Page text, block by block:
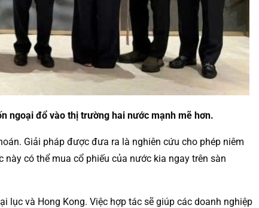
ngoại đổ vào thị trường hai nước mạnh mẽ hơn.
Giải pháp được đưa ra là nghiên cứu cho phép niêm
có thể mua cổ phiếu của nước kia ngay trên sàn
lục và Hong Kong. Việc hợp tác sẽ giúp các doanh nghiệp